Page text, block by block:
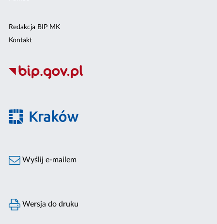
Redakcja BIP MK
Kontakt
Wyślij e-mailem
Wersja do druku